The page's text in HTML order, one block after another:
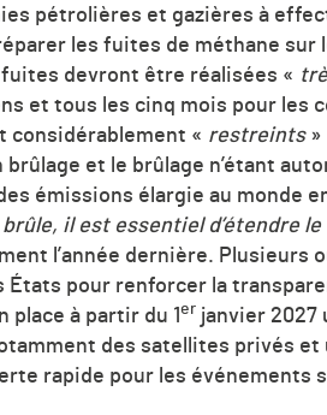
pétrolières et gazières à
les fuites de méthane sur
devront être réalisées «
et tous les cinq mois pour les
considérablement « restreints»
brûlage et le brûlage n’étant
émissions élargie au monde
il est essentiel d’étendre le
l’année dernière. Plusieurs
États pour renforcer la
place à partir du 1er janvier 2027
des satellites privés et
rapide pour les événements